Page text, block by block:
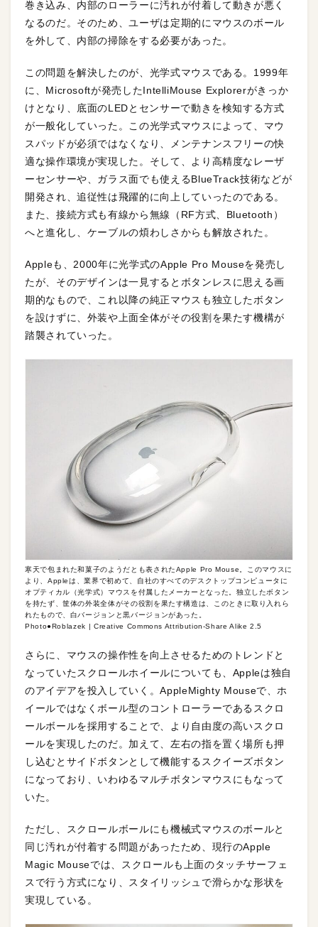
巻き込み、内部のローラーに汚れが付着して動きが悪く
なるのだ。そのため、ユーザは定期的にマウスのボール
を外して、内部の掃除をする必要があった。
この問題を解決したのが、光学式マウスである。1999年
に、Microsoftが発売したIntelliMouse Explorerがきっか
けとなり、底面のLEDとセンサーで動きを検知する方式
が一般化していった。この光学式マウスによって、マウ
スパッドが必須ではなくなり、メンテナンスフリーの快
適な操作環境が実現した。そして、より高精度なレーザ
ーセンサーや、ガラス面でも使えるBlueTrack技術などが
開発され、追従性は飛躍的に向上していったのである。
また、接続方式も有線から無線（RF方式、Bluetooth）
へと進化し、ケーブルの煩わしさからも解放された。
Appleも、2000年に光学式のApple Pro Mouseを発売し
たが、そのデザインは一見するとボタンレスに思える画
期的なもので、これ以降の純正マウスも独立したボタン
を設けずに、外装や上面全体がその役割を果たす機構が
踏襲されていった。
寒天で包まれた和菓子のようだとも表されたApple Pro Mouse。このマウスに
より、Appleは、業界で初めて、自社のすべてのデスクトップコンピュータに
オプティカル（光学式）マウスを付属したメーカーとなった。独立したボタン
を持たず、筐体の外装全体がその役割を果たす構造は、このときに取り入れら
れたもので、白バージョンと黒バージョンがあった。
Photo●Roblazek | Creative Commons Attribution-Share Alike 2.5
さらに、マウスの操作性を向上させるためのトレンドと
なっていたスクロールホイールについても、Appleは独自
のアイデアを投入していく。AppleMighty Mouseで、ホ
イールではなくボール型のコントローラーであるスクロ
ールボールを採用することで、より自由度の高いスクロ
ールを実現したのだ。加えて、左右の指を置く場所も押
し込むとサイドボタンとして機能するスクイーズボタン
になっており、いわゆるマルチボタンマウスにもなって
いた。
ただし、スクロールボールにも機械式マウスのボールと
同じ汚れが付着する問題があったため、現行のApple
Magic Mouseでは、スクロールも上面のタッチサーフェ
スで行う方式になり、スタイリッシュで滑らかな形状を
実現している。